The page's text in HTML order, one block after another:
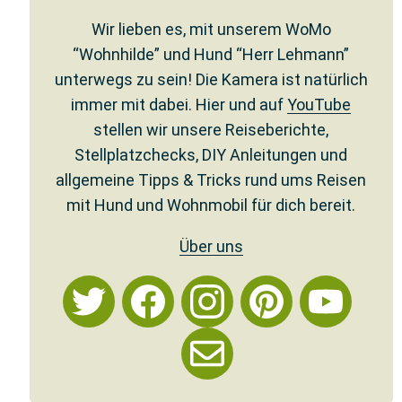
Wir lieben es, mit unserem WoMo
“Wohnhilde” und Hund “Herr Lehmann”
unterwegs zu sein! Die Kamera ist natürlich
immer mit dabei. Hier und aufYouTube
stellen wir unsere Reiseberichte,
Stellplatzchecks, DIY Anleitungen und
allgemeine Tipps & Tricks rund ums Reisen
mit Hund und Wohnmobil für dich bereit.
Über uns